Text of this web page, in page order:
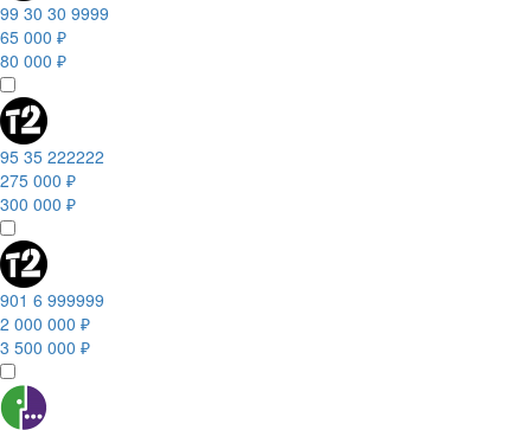
99 30 30 9999
65 000 ₽
80 000 ₽
95 35 222222
275 000 ₽
300 000 ₽
901 6 999999
2 000 000 ₽
3 500 000 ₽